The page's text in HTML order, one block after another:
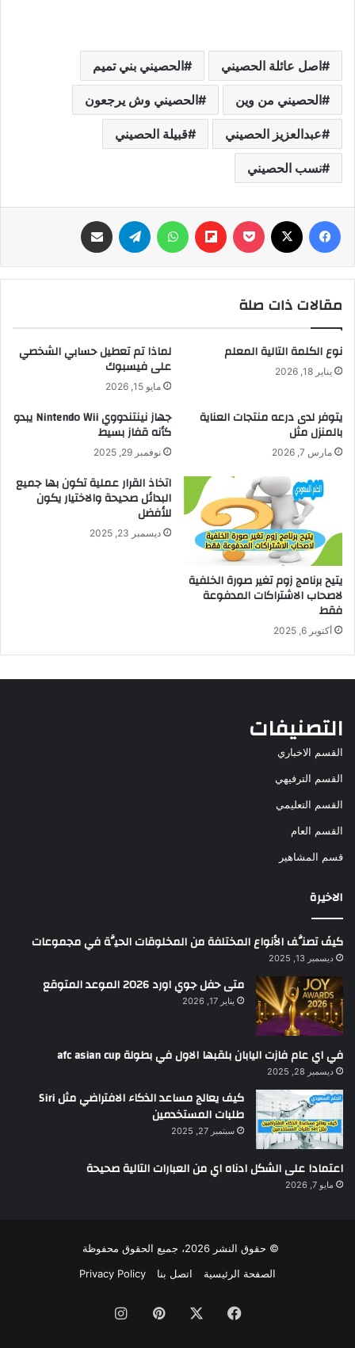
اصل عائلة الحصيني الحصيني بني تميم
الحصيني من وين الحصيني وش يرجعون
عبدالعزيز الحصيني قبيلة الحصيني
نسب الحصيني
فيسبوك ‫Pocket
Flipboard واتساب تيلقرام
مقالات ذات صلة
نوع الكلمة التالية المعلم
يناير 18, 2026
لماذا تم تعطيل حسابي الشخصي
على فيسبوك
مايو 15, 2026
يتوفر لدى درعه منتجات العناية
بالمنزل مثل
مارس 7, 2026
جهاز نينتندووي Nintendo Wii يبدو
كأنه قفاز بسيط
نوفمبر 29, 2025
يتيح برنامج زوم تغير صورة الخلفية
لاصحاب الاشتراكات المدفوعة
فقط
أكتوبر 6, 2025
اتخاذ القرار عملية تكون بها جميع
البدائل صحيحة والاختيار يكون
للأفضل
ديسمبر 23, 2025
التصنيفات
القسم الاخباري
القسم الترفيهي
القسم التعليمي
القسم العام
قسم المشاهير
الاخيرة
كيفَ تصنَّف الأنواع المختلفة من المخلوقات الحيَّة في مجموعات
ديسمبر 13, 2025
متى حفل جوي اورد 2026 الموعد المتوقع
يناير 17, 2026
في اي عام فازت اليابان بلقبها الاول في بطولة afc asian cup
ديسمبر 28, 2025
كيف يعالج مساعد الذكاء الافتراضي مثل Siri
طلبات المستخدمين
سبتمبر 27, 2025
اعتمادا على الشكل ادناه اي من العبارات التالية صحيحة
مايو 7, 2026
© حقوق النشر 2026، جميع الحقوق محفوظة
الصفحة الرئيسية
اتصل بنا Privacy Policy
فيسبوك بينتيريستانستقرام